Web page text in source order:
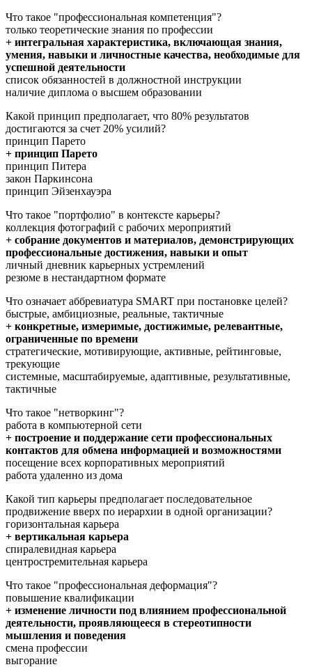
Что такое "профессиональная компетенция"?
только теоретические знания по профессии
+ интегральная характеристика, включающая знания,
умения, навыки и личностные качества, необходимые для
успешной деятельности
список обязанностей в должностной инструкции
наличие диплома о высшем образовании
Какой принцип предполагает, что 80% результатов
достигаются за счет 20% усилий?
принцип Парето
+ принцип Парето
принцип Питера
закон Паркинсона
принцип Эйзенхауэра
Что такое "портфолио" в контексте карьеры?
коллекция фотографий с рабочих мероприятий
+ собрание документов и материалов, демонстрирующих
профессиональные достижения, навыки и опыт
личный дневник карьерных устремлений
резюме в нестандартном формате
Что означает аббревиатура SMART при постановке целей?
быстрые, амбициозные, реальные, тактичные
+ конкретные, измеримые, достижимые, релевантные,
ограниченные по времени
стратегические, мотивирующие, активные, рейтинговые,
трекующие
системные, масштабируемые, адаптивные, результативные,
тактичные
Что такое "нетворкинг"?
работа в компьютерной сети
+ построение и поддержание сети профессиональных
контактов для обмена информацией и возможностями
посещение всех корпоративных мероприятий
работа удаленно из дома
Какой тип карьеры предполагает последовательное
продвижение вверх по иерархии в одной организации?
горизонтальная карьера
+ вертикальная карьера
спиралевидная карьера
центростремительная карьера
Что такое "профессиональная деформация"?
повышение квалификации
+ изменение личности под влиянием профессиональной
деятельности, проявляющееся в стереотипности
мышления и поведения
смена профессии
выгорание